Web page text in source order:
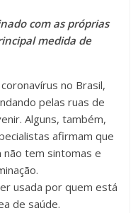
com as próprias
medida de
no Brasil,
pelas ruas de
Alguns, também,
afirmam que
não tem sintomas e
usada por quem está
de saúde.